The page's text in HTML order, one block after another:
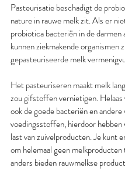
Pasteurisatie beschadigt de
nature in rauwe melk zit. Als er
probiotica bacteriën in de darmen
kunnen ziekmakende organismen
gepasteuriseerde melk
Het pasteuriseren maakt melk
zou gifstoffen vernietigen.
ook de goede bacteriën en andere
voedingsstoffen, hierdoor hebben
last van zuivelproducten. Je kunt
om helemaal geen
anders bieden rauwmelkse